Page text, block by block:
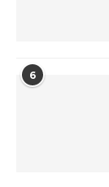
6